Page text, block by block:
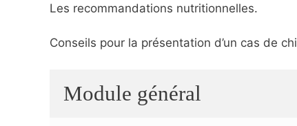
Les recommandations nutritionnelles.
Conseils pour la présentation d’un cas de
Module général